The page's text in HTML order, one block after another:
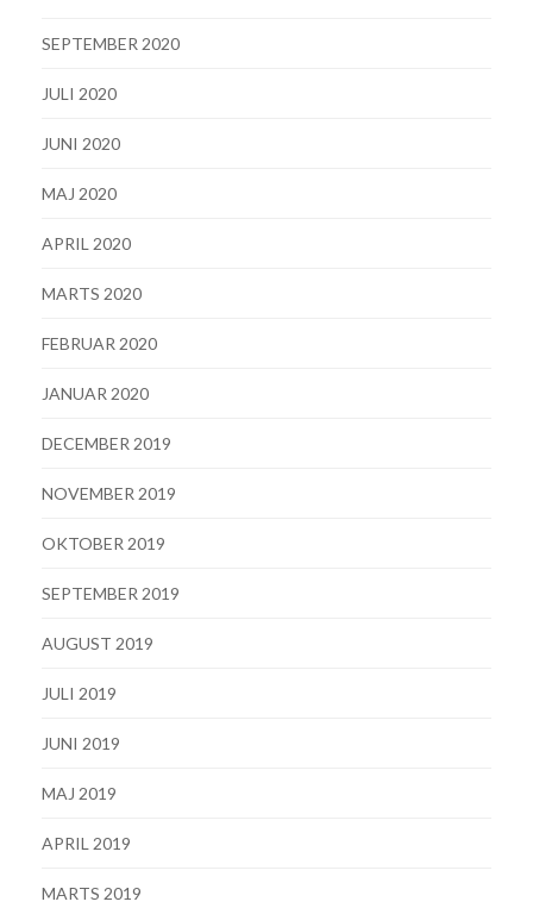
SEPTEMBER 2020
JULI 2020
JUNI 2020
MAJ 2020
APRIL 2020
MARTS 2020
FEBRUAR 2020
JANUAR 2020
DECEMBER 2019
NOVEMBER 2019
OKTOBER 2019
SEPTEMBER 2019
AUGUST 2019
JULI 2019
JUNI 2019
MAJ 2019
APRIL 2019
MARTS 2019